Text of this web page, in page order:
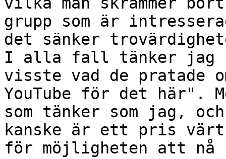
grupp som är
det sänker
I alla fall tänker jag
visste vad de pratade
YouTube för det här".
som tänker som jag,
kanske är ett pris
för möjligheten att